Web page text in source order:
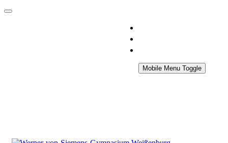
Mobile Menu Toggle